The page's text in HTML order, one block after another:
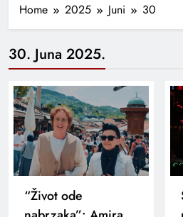
Home 2025 Juni 30
30. Juna 2025.
“Život ode